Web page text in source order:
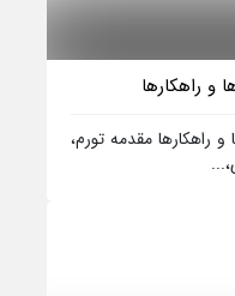
و راهکارها
راهکارها مقدمه تورم،